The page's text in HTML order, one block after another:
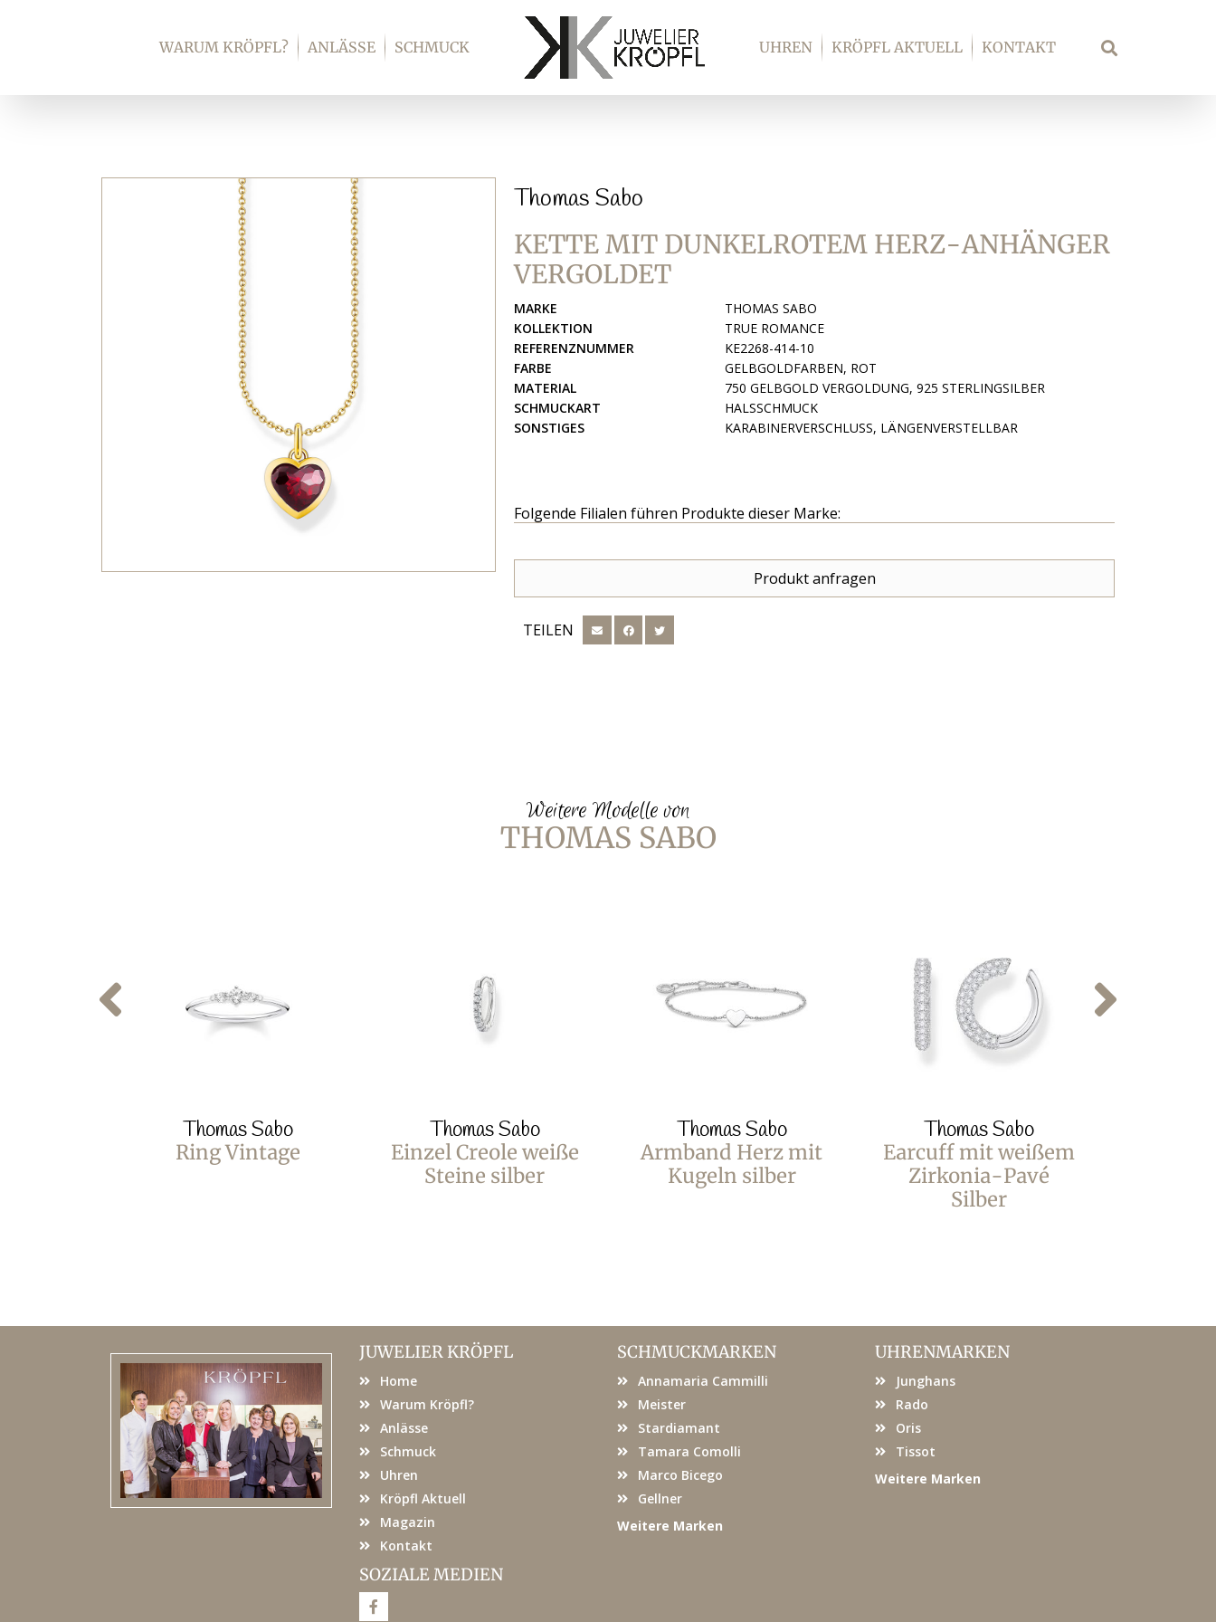
WARUM KRÖPFL? ANLÄSSE SCHMUCK UHREN KRÖPFL AKTUELL KONTAKT Suche
Thomas Sabo
KETTE MIT DUNKELROTEM HERZ-ANHÄNGER
VERGOLDET
MARKE
THOMAS SABO
KOLLEKTION
TRUE ROMANCE
REFERENZNUMMER
KE2268-414-10
FARBE
GELBGOLDFARBEN, ROT
MATERIAL
750 GELBGOLD VERGOLDUNG, 925 STERLINGSILBER
SCHMUCKART
HALSSCHMUCK
SONSTIGES
KARABINERVERSCHLUSS, LÄNGENVERSTELLBAR
Folgende Filialen führen Produkte dieser Marke:
Produkt anfragen
TEILEN
Weitere Modelle von
THOMAS SABO
Thomas Sabo
Ring Vintage
Thomas Sabo
Einzel Creole weiße
Steine silber
Thomas Sabo
Armband Herz mit
Kugeln silber
Thomas Sabo
Earcuff mit weißem
Zirkonia-Pavé
Silber
JUWELIER KRÖPFL
Home
Warum Kröpfl?
Anlässe
Schmuck
Uhren
Kröpfl Aktuell
Magazin
Kontakt
SOZIALE MEDIEN
F
a
SCHMUCKMARKEN
Annamaria Cammilli
Meister
Stardiamant
Tamara Comolli
Marco Bicego
Gellner
Weitere Marken
UHRENMARKEN
Junghans
Rado
Oris
Tissot
Weitere Marken